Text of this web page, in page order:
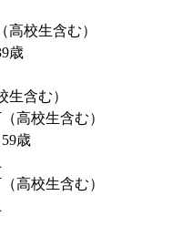
校生含む）
歳
含む）
高校生含む）
歳
高校生含む）